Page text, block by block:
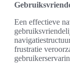
Een effectieve
frustratie